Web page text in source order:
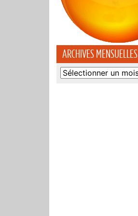
ARCHIVES MENSUELLES
Archives